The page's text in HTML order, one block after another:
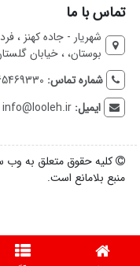
تماس با ما
شهریار - جاده کهنز ،
بوستان، ، خیابان گلستان شمالی،
شماره تماس: 02165469330 ، همراه :
ایمیل:info@looleh.ir
کلیه حقوق متعلق به وب
منبع بلامانع است.